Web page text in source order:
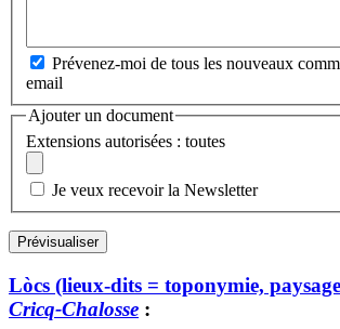
Prévenez-moi de tous les nouveaux
email
Ajouter un document
Extensions autorisées : toutes
Je veux recevoir la Newsletter
Lòcs (lieux-dits = toponymie,
Cricq-Chalosse :